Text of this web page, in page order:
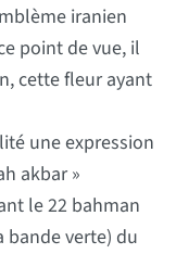
iranien
point de vue, il
cette fleur ayant
une expression
akbar »
le 22 bahman
bande verte) du